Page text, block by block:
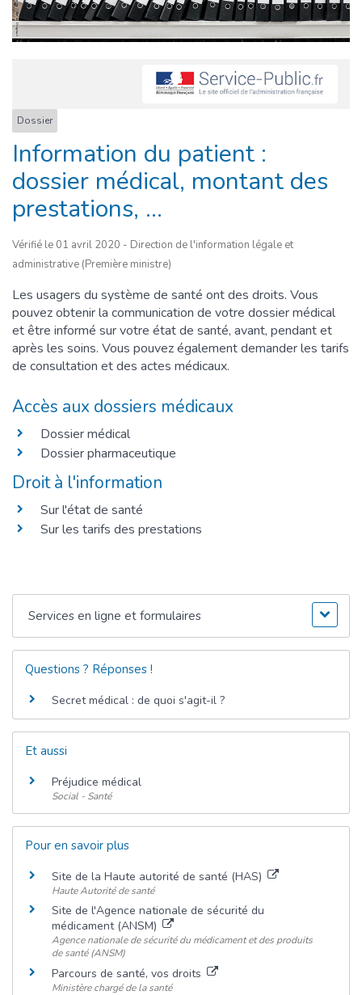
Dossier
Information du patient :
dossier médical, montant des
prestations, ...
Vérifié le 01 avril 2020 - Direction de l'information légale et
administrative (Première ministre)
Les usagers du système de santé ont des droits. Vous
pouvez obtenir la communication de votre dossier médical
et être informé sur votre état de santé, avant, pendant et
après les soins. Vous pouvez également demander les tarifs
de consultation et des actes médicaux.
Accès aux dossiers médicaux
Dossier médical
Dossier pharmaceutique
Droit à l'information
Sur l'état de santé
Sur les tarifs des prestations
Services en ligne et formulaires
Questions ? Réponses !
Secret médical : de quoi s'agit-il ?
Et aussi
Préjudice médical
Social - Santé
Pour en savoir plus
Site de la Haute autorité de santé (HAS)
Haute Autorité de santé
Site de l'Agence nationale de sécurité du
médicament (ANSM)
Agence nationale de sécurité du médicament et des produits
de santé (ANSM)
Parcours de santé, vos droits
Ministère chargé de la santé